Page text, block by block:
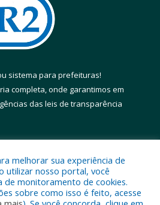
sistema para prefeituras!
completa, onde garantimos em
das leis de transparência
melhorar sua experiência de
utilizar nosso portal, você
de monitoramento de cookies.
sobre como isso é feito, acesse